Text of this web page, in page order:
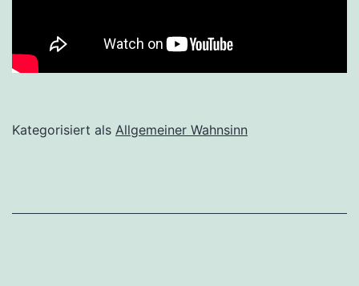
Kategorisiert als Allgemeiner Wahnsinn